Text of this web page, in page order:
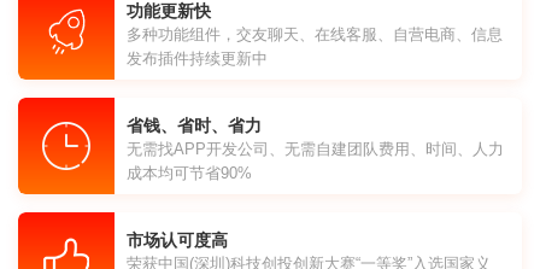
功能更新快
多种功能组件，交友聊天、在线客服、自营电商、信息
发布插件持续更新中
省钱、省时、省力
无需找APP开发公司、无需自建团队费用、时间、人力
成本均可节省90%
市场认可度高
荣获中国(深圳)科技创投创新大赛“一等奖”入选国家义